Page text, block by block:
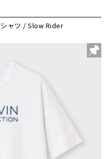
ャツ / Slow Rider